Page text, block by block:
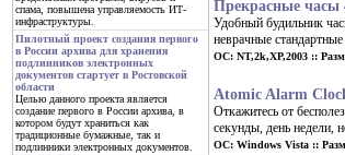
спама, повышена управляемость ИТ-
инфраструктуры.
Пилотный проект создания первого
в России архива для хранения
подлинников электронных
документов стартует в Ростовской
области
Целью данного проекта является
создание первого в России архива, в
котором будут храниться как
традиционные бумажные, так и
подлинники электронных документов.
Прекрасные часы
Удобный будильник
неврачные
ОС: NT,2k,XP,2003 ::
Atomic Alarm
Откажитесь от
секунды, день недели,
ОС: Windows Vista ::